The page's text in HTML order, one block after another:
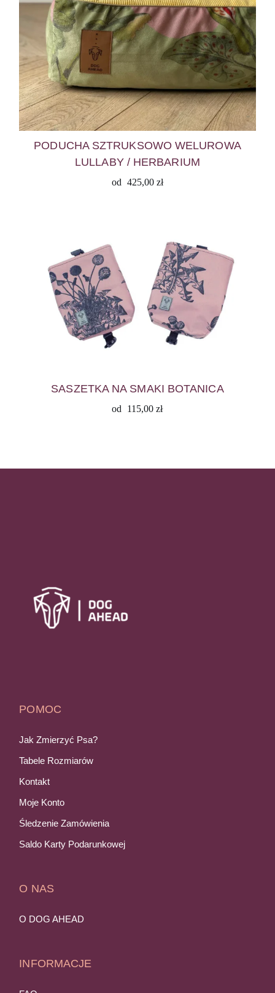
PODUCHA SZTRUKSOWO WELUROWA
LULLABY / HERBARIUM
od 425,00 zł
SASZETKA NA SMAKI BOTANICA
od 115,00zł
POMOC
Jak Zmierzyć Psa?
Tabele Rozmiarów
Kontakt
Moje Konto
Śledzenie Zamówienia
Saldo Karty Podarunkowej
O NAS
O DOG AHEAD
INFORMACJE